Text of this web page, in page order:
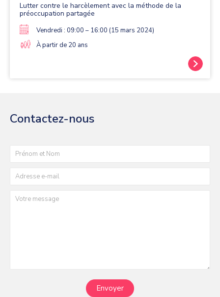
Lutter contre le harcèlement avec la méthode de la
préoccupation partagée
Vendredi : 09:00 – 16:00 (15 mars 2024)
À partir de 20 ans
Contactez-nous
Envoyer